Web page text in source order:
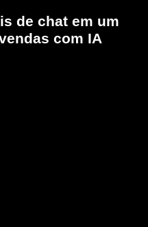
de chat em um
com IA